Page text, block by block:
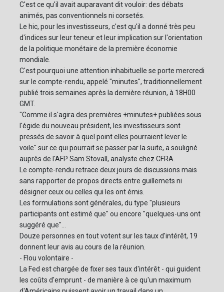
C'est ce qu'il avait auparavant dit vouloir: des débats
animés, pas conventionnels ni corsetés.
Le hic, pour les investisseurs, c'est qu'il a donné très peu
d'indices sur leur teneur et leur implication sur l'orientation
de la politique monétaire de la première économie
mondiale.
C'est pourquoi une attention inhabituelle se porte mercredi
sur le compte-rendu, appelé "minutes", traditionnellement
publié trois semaines après la dernière réunion, à 18H00
GMT.
"Comme il s'agira des premières +minutes+ publiées sous
l'égide du nouveau président, les investisseurs sont
pressés de savoir à quel point elles pourraient lever le
voile" sur ce qui pourrait se passer par la suite, a souligné
auprès de l'AFP Sam Stovall, analyste chez CFRA.
Le compte-rendu retrace deux jours de discussions mais
sans rapporter de propos directs entre guillemets ni
désigner ceux ou celles qui les ont émis.
Les formulations sont générales, du type "plusieurs
participants ont estimé que" ou encore "quelques-uns ont
suggéré que"...
Douze personnes en tout votent sur les taux d'intérêt, 19
donnent leur avis au cours de la réunion.
- Flou volontaire -
La Fed est chargée de fixer ses taux d'intérêt - qui guident
les coûts d'emprunt - de manière à ce qu'un maximum